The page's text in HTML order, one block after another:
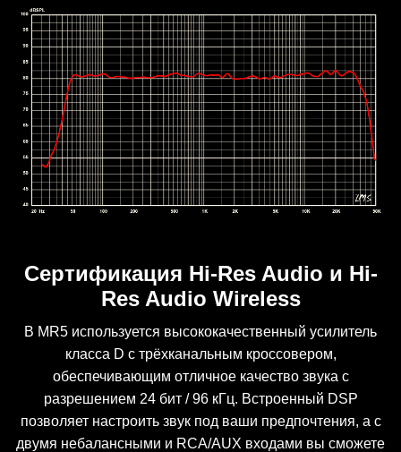
Сертификация Hi-Res Audio и Hi-
Res Audio Wireless
В MR5 используется высококачественный усилитель
класса D с трёхканальным кроссовером,
обеспечивающим отличное качество звука с
разрешением 24 бит / 96 кГц. Встроенный DSP
позволяет настроить звук под ваши предпочтения, а c
двумя небалансными и RCA/AUX входами вы сможете